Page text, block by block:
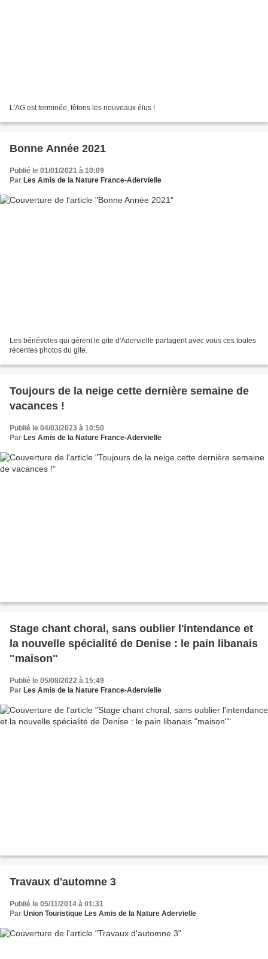
L'AG est terminée, fêtons les nouveaux élus !
Bonne Année 2021
Publié le 01/01/2021 à 10:09
Par Les Amis de la Nature France-Adervielle
Les bénévoles qui gèrent le gite d'Adervielle partagent avec vous ces toutes
récentes photos du gite.
Toujours de la neige cette dernière semaine de
vacances !
Publié le 04/03/2023 à 10:50
Par Les Amis de la Nature France-Adervielle
Stage chant choral, sans oublier l'intendance et
la nouvelle spécialité de Denise : le pain libanais
"maison"
Publié le 05/08/2022 à 15:49
Par Les Amis de la Nature France-Adervielle
Travaux d'automne 3
Publié le 05/11/2014 à 01:31
Par Union Touristique Les Amis de la Nature Adervielle